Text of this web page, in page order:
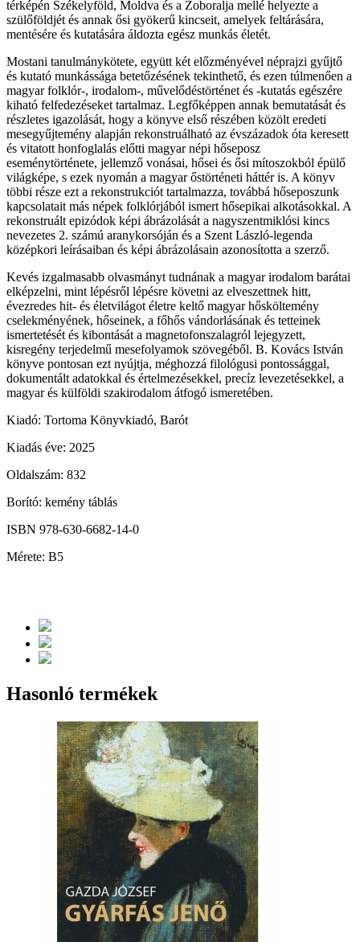
térképén Székelyföld, Moldva és a Zoboralja mellé helyezte a
szülőföldjét és annak ősi gyökerű kincseit, amelyek feltárására,
mentésére és kutatására áldozta egész munkás életét.
Mostani tanulmánykötete, együtt két előzményével néprajzi gyűjtő
és kutató munkássága betetőzésének tekinthető, és ezen túlmenően a
magyar folklór-, irodalom-, művelődéstörténet és -kutatás egészére
kiható felfedezéseket tartalmaz. Legfőképpen annak bemutatását és
részletes igazolását, hogy a könyve első részében közölt eredeti
mesegyűjtemény alapján rekonstruálható az évszázadok óta keresett
és vitatott honfoglalás előtti magyar népi hőseposz
eseménytörténete, jellemző vonásai, hősei és ősi mítoszokból épülő
világképe, s ezek nyomán a magyar őstörténeti háttér is. A könyv
többi része ezt a rekonstrukciót tartalmazza, továbbá hőseposzunk
kapcsolatait más népek folklórjából ismert hősepikai alkotásokkal. A
rekonstruált epizódok képi ábrázolását a nagyszentmiklósi kincs
nevezetes 2. számú aranykorsóján és a Szent László-legenda
középkori leírásaiban és képi ábrázolásain azonosította a szerző.
Kevés izgalmasabb olvasmányt tudnának a magyar irodalom barátai
elképzelni, mint lépésről lépésre követni az elveszettnek hitt,
évezredes hit- és életvilágot életre keltő magyar hősköltemény
cselekményének, hőseinek, a főhős vándorlásának és tetteinek
ismertetését és kibontását a magnetofonszalagról lejegyzett,
kisregény terjedelmű mesefolyamok szövegéből. B. Kovács István
könyve pontosan ezt nyújtja, méghozzá filológusi pontossággal,
dokumentált adatokkal és értelmezésekkel, precíz levezetésekkel, a
magyar és külföldi szakirodalom átfogó ismeretében.
Kiadó: Tortoma Könyvkiadó, Barót
Kiadás éve: 2025
Oldalszám: 832
Borító: kemény táblás
ISBN 978-630-6682-14-0
Mérete: B5
Hasonló termékek